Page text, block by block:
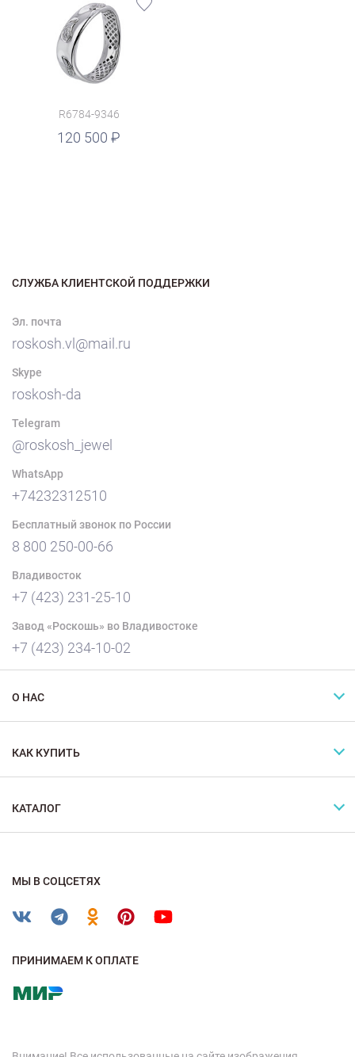
R6784-9346
120 500
СЛУЖБА КЛИЕНТСКОЙ ПОДДЕРЖКИ
Эл. почта
roskosh.vl@mail.ru
Skype
roskosh-da
Telegram
@roskosh_jewel
WhatsApp
+74232312510
Бесплатный звонок по России
8 800 250-00-66
Владивосток
+7 (423) 231-25-10
Завод «Роскошь» во Владивостоке
+7 (423) 234-10-02
О НАС
КАК КУПИТЬ
КАТАЛОГ
МЫ В СОЦСЕТЯХ
ПРИНИМАЕМ К ОПЛАТЕ